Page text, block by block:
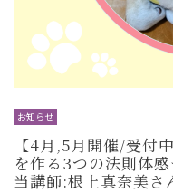
お知らせ
【4月,5月開催/受付
を作る3つの法則体
当講師:根上真奈美さ